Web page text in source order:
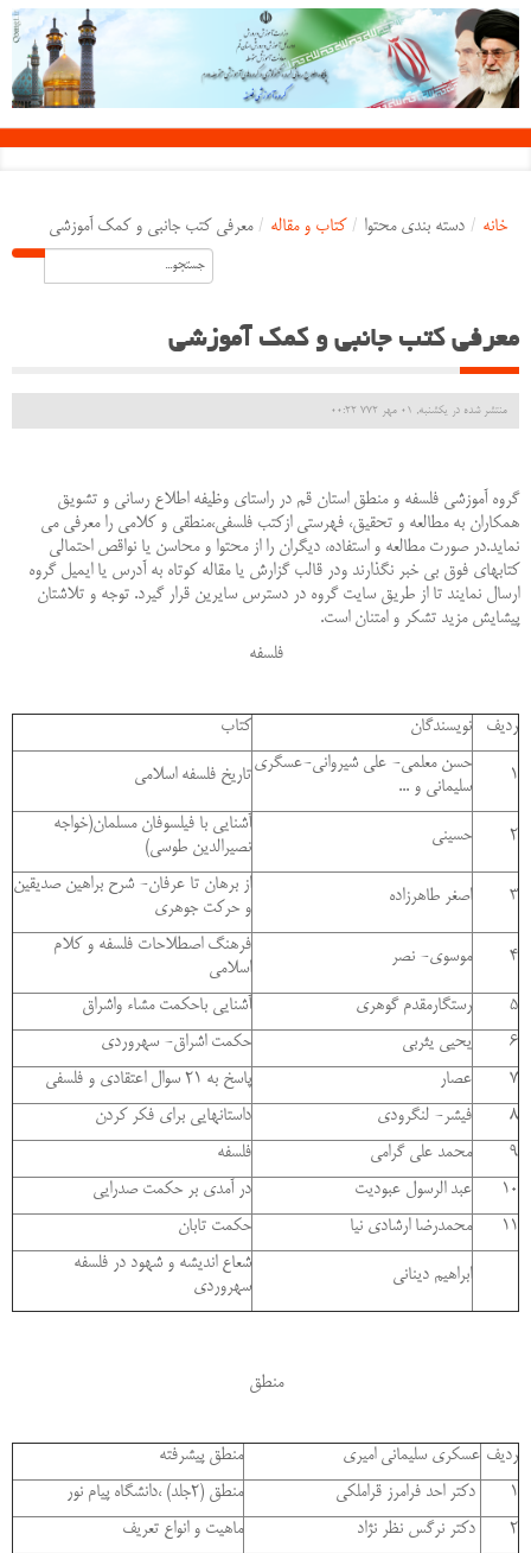
خانه / دسته بندی محتوا / کتاب و مقاله / معرفی کتب جانبی و کمک آموزشی
معرفی کتب جانبی و کمک آموزشی
منتشر شده در یکشنبه, 01 مهر 772 00:22
گروه آموزشي فلسفه و منطق استان قم در راستاي وظيفه اطلاع رساني و تشويق
همكاران به مطالعه و تحقيق، فهرستی ازكتب فلسفی،منطقی و کلامی را معرفی می
نماید.در صورت مطالعه و استفاده، ديگران را از محتوا و محاسن يا نواقص احتمالي
كتابهاي فوق بي خبر نگذارند ودر قالب گزارش يا مقاله كوتاه به آدرس يا ايميل گروه
ارسال نمايند تا از طريق سايت گروه در دسترس سايرين قرار گيرد. توجه و تلاشتان
پيشايش مزيد تشكر و امتنان است.
فلسفه
ردیف نویسندگان کتاب
1
حسن معلمی- علی شیروانی-عسگری
سلیمانی و ...
تاریخ فلسفه اسلامی
2 حسینی
آشنایی با فیلسوفان مسلمان(خواجه
نصیرالدین طوسی)
3 اصغر طاهرزاده
از برهان تا عرفان- شرح براهين صديقين
و حركت جوهری
4 موسوی- نصر
فرهنگ اصطلاحات فلسفه و کلام
اسلامی
5
رستگارمقدم گوهري
آشنايي باحكمت مشاء واشراق
6
يحيي يثربي
حكمت اشراق- سهروردي
7
عصار
پاسخ به 21 سوال اعتقادي و فلسفي
8
فيشر- لنگرودي
داستانهايي براي فكر كردن
9
محمد علی گرامی
فلسفه
10
عبد الرسول عبودیت
در آمدی بر حکمت صدرایی
11
محمدرضا ارشادی نیا حکمت تابان
ابراهیم دینانی
شعاع اندیشه و شهود در فلسفه
سهروردی
منطق
ردیف عسکری سلیمانی امیری
منطق پیشرفته
1
دکتر احد فرامرز قراملکی
منطق (2جلد) ،دانشگاه پیام نور
2
دکتر نرگس نظر نژاد
ماهیت و انواع تعریف